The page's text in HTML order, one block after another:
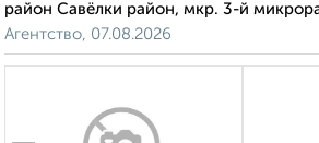
район Савёлки район, мкр. 3-й
Агентство, 07.08.2026